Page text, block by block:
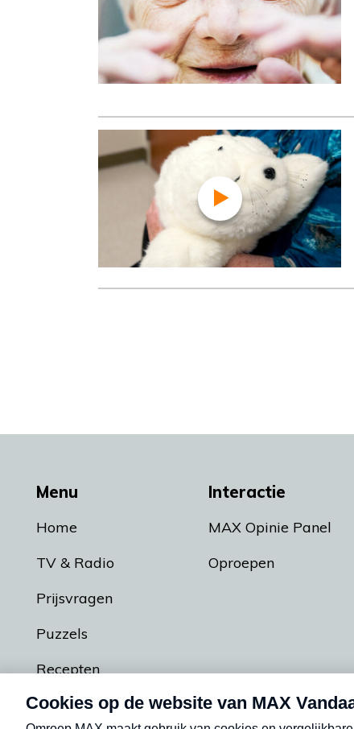
Menu
Home
TV & Radio
Prijsvragen
Puzzels
Recepten
Podcasts
Interactie
MAX Opinie Panel
Oproepen